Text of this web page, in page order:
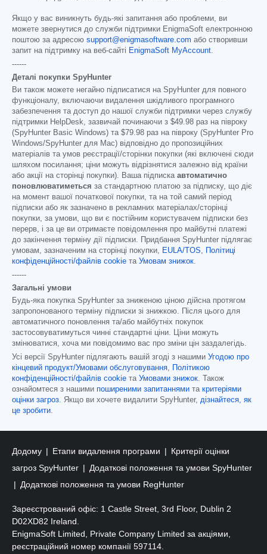
Якщо у вас виникнуть будь-які запитання або проблеми, ви
можете звернутися до служби підтримки EnigmaSoft електронною
поштою за адресою support@enigmasoftware.com або створивши
запит на підтримку на веб-сайті EnigmaSoft MyAccount.
------
Деталі покупки SpyHunter
Ви також можете негайно підписатися на SpyHunter для повного
функціоналу, включаючи видалення шкідливого програмного
забезпечення та доступ до нашої служби підтримки через службу
підтримки HelpDesk, зазвичай починаючи з $49.98 раз на півроку
(SpyHunter Basic Windows) та $79.98 раз на півроку (SpyHunter Pro
Windows/SpyHunter для Mac) відповідно до пропозиційних
матеріалів та умов реєстрації/сторінки покупки (які включені сюди
шляхом посилання; ціни можуть відрізнятися залежно від країни
або акції на сторінці покупки). Ваша підписка автоматично
поновлюватиметься за стандартною платою за підписку, що діє
на момент вашої початкової покупки, та на той самий період
підписки або як зазначено в рекламних матеріалах/сторінці
покупки, за умови, що ви є постійним користувачем підписки без
перерв, і за це ви отримаєте повідомлення про майбутні платежі
до закінчення терміну дії підписки. Придбання SpyHunter підлягає
умовам, зазначеним на сторінці покупки, EULA/TOS,
Політиці
конфіденційності/файлів cookie та Умовам знижок.
------
Загальні умови
Будь-яка покупка SpyHunter за зниженою ціною дійсна протягом
запропонованого терміну підписки зі знижкою. Після цього для
автоматичного поновлення та/або майбутніх покупок
застосовуватимуться чинні стандартні ціни. Ціни можуть
змінюватися, хоча ми повідомимо вас про зміни цін заздалегідь.
Усі версії SpyHunter підлягають вашій згоді з нашими Угодою про
кінцевий продукт/Умовами обслуговування,
Політикою
конфіденційності/файлів cookie та Умовами знижок. Також
ознайомтеся з нашими поширеними запитаннями та критеріями
оцінки загроз. Якщо ви хочете видалити SpyHunter, дізнайтеся, як
це зробити.
Додому Етапи видалення програми
Критерії оцінки
загроз SpyHunter
Додаткові положення та умови SpyHunter
Додаткові положення та умови RegHunter
Зареєстрований офіс: 1 Castle Street, 3rd Floor, Dublin 2
D02XD82 Ireland.
EnigmaSoft Limited, Private Company Limited за акціями,
реєстраційний номер компанії 597114.